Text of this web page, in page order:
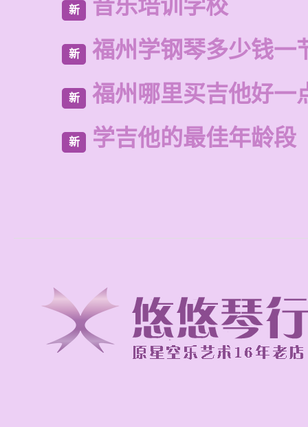
新 音乐培训学校
新 福州学钢琴多少钱一
新 福州哪里买吉他好一
新 学吉他的最佳年龄段